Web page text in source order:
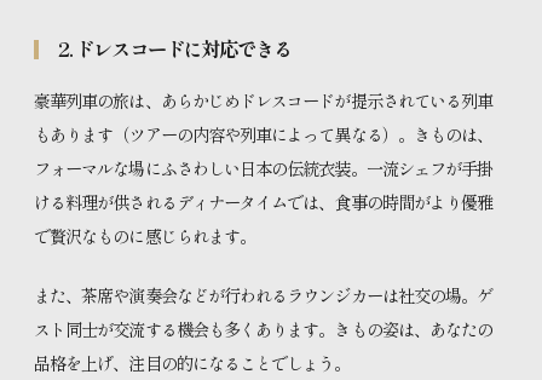
2. ドレスコードに対応できる
豪華列車の旅は、あらかじめドレスコードが提示されている列車
もあります（ツアーの内容や列車によって異なる）。きものは、
フォーマルな場にふさわしい日本の伝統衣装。一流シェフが手掛
ける料理が供されるディナータイムでは、食事の時間がより優雅
で贅沢なものに感じられます。
また、茶席や演奏会などが行われるラウンジカーは社交の場。ゲ
スト同士が交流する機会も多くあります。きもの姿は、あなたの
品格を上げ、注目の的になることでしょう。